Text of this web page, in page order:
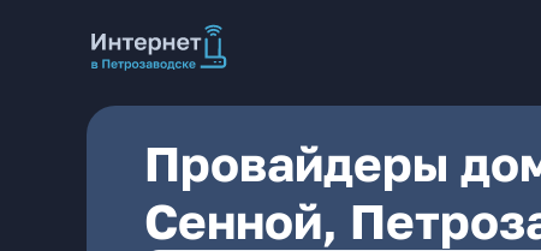
Провайдеры
Сенной,